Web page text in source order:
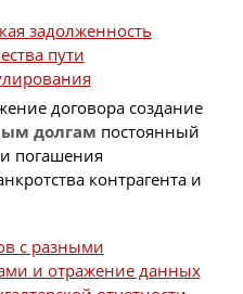
задолженность
пути
договора создание
долгам постоянный
погашения
контрагента и
с разными
и отражение данных